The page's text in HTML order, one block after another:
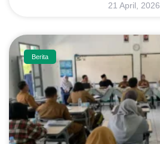
21 April, 2026
Berita